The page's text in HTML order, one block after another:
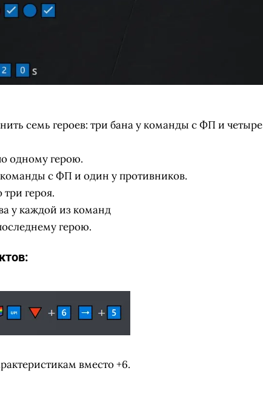
семь героев: три бана у команды с ФП и четыре
одному герою.
с ФП и один у противников.
героя.
у каждой из команд
герою.
вместо +6.